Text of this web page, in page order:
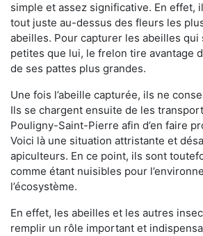
simple et assez significative. En effet,
tout juste au-dessus des fleurs les
abeilles. Pour capturer les abeilles qui
petites que lui, le frelon tire avantage
de ses pattes plus grandes.
Une fois l’abeille capturée, ils ne
Ils se chargent ensuite de les
Pouligny-Saint-Pierre afin d’en faire
Voici là une situation attristante et
apiculteurs. En ce point, ils sont
comme étant nuisibles pour
l’écosystème.
En effet, les abeilles et les autres
remplir un rôle important et